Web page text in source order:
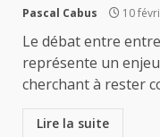
Pascal Cabus 10
Le débat entre
représente un
cherchant à rester
Lire la suite